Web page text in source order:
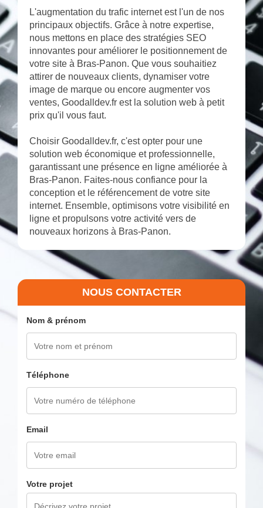
L'augmentation du trafic internet est l'un de nos
principaux objectifs. Grâce à notre expertise,
nous mettons en place des stratégies SEO
innovantes pour améliorer le positionnement de
votre site à Bras-Panon. Que vous souhaitiez
attirer de nouveaux clients, dynamiser votre
image de marque ou encore augmenter vos
ventes, Goodalldev.fr est la solution web à petit
prix qu'il vous faut.
Choisir Goodalldev.fr, c'est opter pour une
solution web économique et professionnelle,
garantissant une présence en ligne améliorée à
Bras-Panon. Faites-nous confiance pour la
conception et le référencement de votre site
internet. Ensemble, optimisons votre visibilité en
ligne et propulsons votre activité vers de
nouveaux horizons à Bras-Panon.
NOUS CONTACTER
Nom & prénom
Téléphone
Email
Votre projet